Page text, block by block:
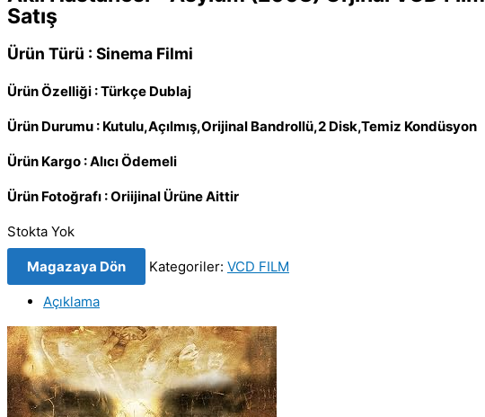
Satış
Ürün Türü : Sinema Filmi
Ürün Özelliği : Türkçe Dublaj
Ürün Durumu : Kutulu,Açılmış,Orijinal Bandrollü,2 Disk,Temiz Kondüsyon
Ürün Kargo : Alıcı Ödemeli
Ürün Fotoğrafı : Oriijinal Ürüne Aittir
Stokta Yok
Magazaya Dön Kategoriler: VCD FILM
Açıklama